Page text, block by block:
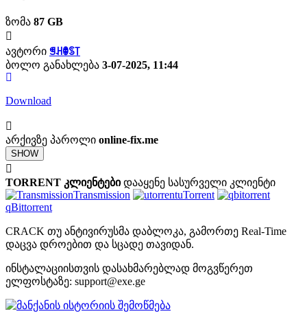
ზომა 87 GB
ავტორი ꁅꃅꂦꌗ꓄
ბოლო განახლება 3-07-2025, 11:44
Download
არქივზე პაროლი online-fix.me
SHOW
TORRENT კლიენტები დააყენე სასურველი კლიენტი
Transmission
uTorrent
qBittorrent
CRACK თუ ანტივირუსმა დაბლოკა, გამორთე Real-Time
დაცვა დროებით და სცადე თავიდან.
ინსტალაციისთვის დასახმარებლად მოგვწერეთ
ელფოსტაზე: support@exe.ge